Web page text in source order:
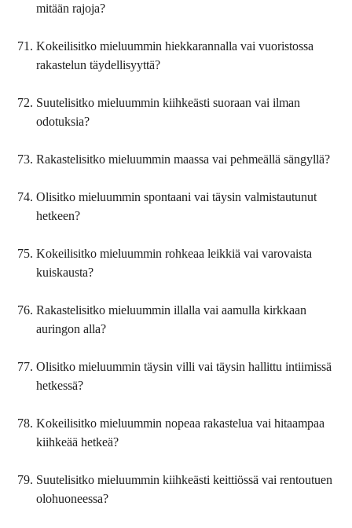
mitään rajoja?
Kokeilisitko mieluummin hiekkarannalla vai vuoristossa
rakastelun täydellisyyttä?
Suutelisitko mieluummin kiihkeästi suoraan vai ilman
odotuksia?
Rakastelisitko mieluummin maassa vai pehmeällä sängyllä?
Olisitko mieluummin spontaani vai täysin valmistautunut
hetkeen?
Kokeilisitko mieluummin rohkeaa leikkiä vai varovaista
kuiskausta?
Rakastelisitko mieluummin illalla vai aamulla kirkkaan
auringon alla?
Olisitko mieluummin täysin villi vai täysin hallittu intiimissä
hetkessä?
Kokeilisitko mieluummin nopeaa rakastelua vai hitaampaa
kiihkeää hetkeä?
Suutelisitko mieluummin kiihkeästi keittiössä vai rentoutuen
olohuoneessa?